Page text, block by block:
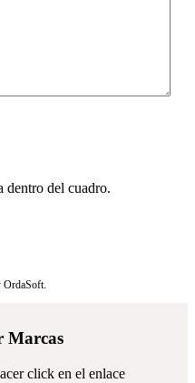
dentro del cuadro.
Marcas
click en el enlace